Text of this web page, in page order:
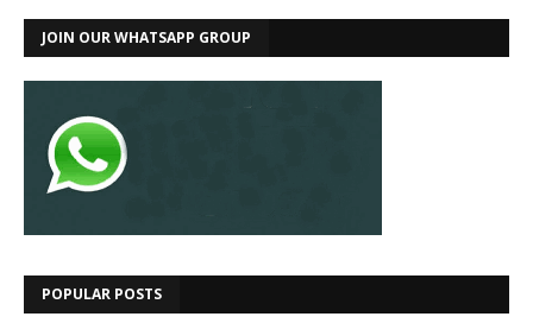
JOIN OUR WHATSAPP GROUP
POPULAR POSTS